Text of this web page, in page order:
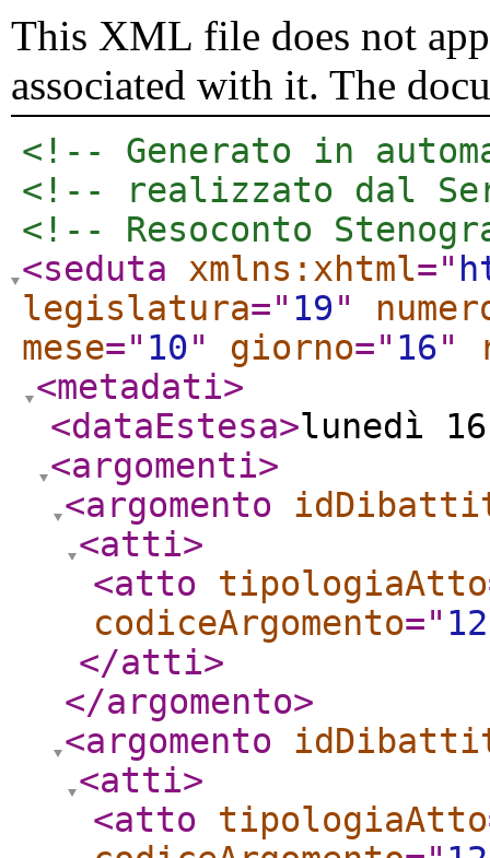
This XML file does not
associated with it. The
<!-- Generato in
<!-- realizzato dal
<!-- Resoconto
<seduta
xmlns:xhtml="
legislatura=" 19"
mese=" 10" giorno=" 16"
<metadati>
<dataEstesa>lunedì
<argomenti>
<argomento
<atti>
<atto
tipologiaAtto
codiceArgomento="
</atti>
</argomento>
<argomento
<atti>
<atto
tipologiaAtto